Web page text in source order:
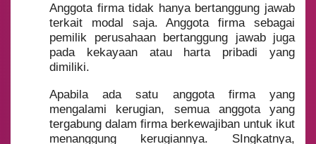
Anggota firma tidak hanya bertanggung jawab
terkait modal saja. Anggota firma sebagai
pemilik perusahaan bertanggung jawab juga
pada kekayaan atau harta pribadi yang
dimiliki.
Apabila ada satu anggota firma yang
mengalami kerugian, semua anggota yang
tergabung dalam firma berkewajiban untuk ikut
menanggung kerugiannya. SIngkatnya,